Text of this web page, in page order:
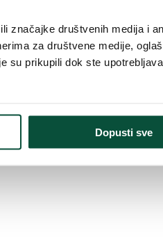
značajke društvenih medija i
za društvene medije,
su prikupili dok ste
Dopusti sve
jamči savršen oblik
u božićnoj kolekciji 3D Šarmantna